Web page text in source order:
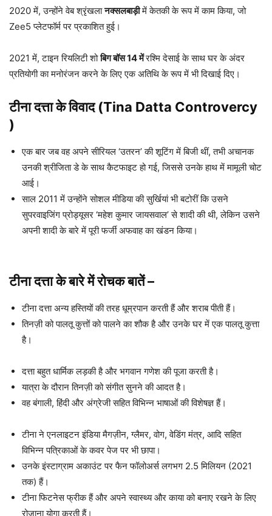
2020 में, उन्होंने वेब श्रृंखलानक्सलबाड़ीमें केतकी के रूप में काम किया, जो
Zee5 प्लेटफॉर्म पर प्रकाशित हुई।
2021 में, टाइन रियलिटी शोबिग बॉस 14 मेंरश्मि देसाई के साथ घर के अंदर
प्रतियोगी का मनोरंजन करने के लिए एक अतिथि के रूप में भी दिखाई दिए।
टीना दत्ता के विवाद (Tina Datta Controvercy
)
एक बार जब वह अपने सीरियल ‘उतरन’ की शूटिंग में बिजी थीं, तभी अचानक
उनकी श्रीजिता डे के साथ कैटफाइट हो गई, जिससे उनके हाथ में मामूली चोट
आई।
साल 2011 में उन्होंने सोशल मीडिया की सुर्खियां भी बटोरीं कि उसने
सुपरवाइजिंग प्रोड्यूसर ‘महेश कुमार जायसवाल’ से शादी की थी, लेकिन उसने
अपनी शादी के बारे में पूरी फर्जी अफवाह का खंडन किया।
टीना दत्ता के बारे में रोचक बातें–
टीना दत्ता अन्य हस्तियों की तरह धूम्रपान करती हैं और शराब पीती हैं।
तिनज़ी को पालतू कुत्तों को पालने का शौक है और उनके घर में एक पालतू कुत्ता
है।
दत्ता बहुत धार्मिक लड़की है और भगवान गणेश की पूजा करती है।
यात्रा के दौरान तिनज़ी को संगीत सुनने की आदत है।
वह बंगाली, हिंदी और अंग्रेजी सहित विभिन्न भाषाओं की विशेषज्ञ हैं।
टीना ने एनलाइटन इंडिया मैगज़ीन, ग्लैमर, वोग, वेडिंग मंत्र, आदि सहित
विभिन्न पत्रिकाओं के कवर पेज पर भी छापा।
उनके इंस्टाग्राम अकाउंट पर फैन फॉलोअर्स लगभग 2.5 मिलियन (2021
तक) हैं।
टीना फिटनेस फ्रीक हैं और अपने स्वास्थ्य और काया को बनाए रखने के लिए
रोजाना योगा करती हैं।